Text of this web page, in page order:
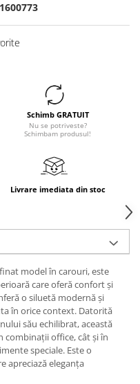
Schimb GRATUIT
Nu se potriveste?
Schimbam produsul!
Livrare imediata din stoc
model în carouri, este
care oferă confort și
o siluetă modernă și
în orice context. Datorită
său echilibrat, această
combinații office, cât și în
speciale. Este o
apreciază eleganța